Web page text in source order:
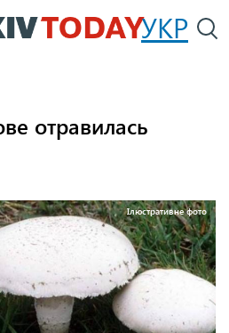
Перейти
к
УКР
отравилась
Ілюстративне фото